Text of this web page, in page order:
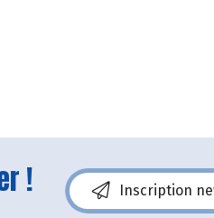
! Inscription